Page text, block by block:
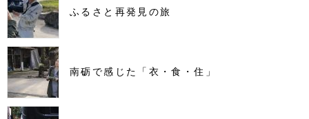
ふるさと再発見の旅
南砺で感じた「衣・食・住」